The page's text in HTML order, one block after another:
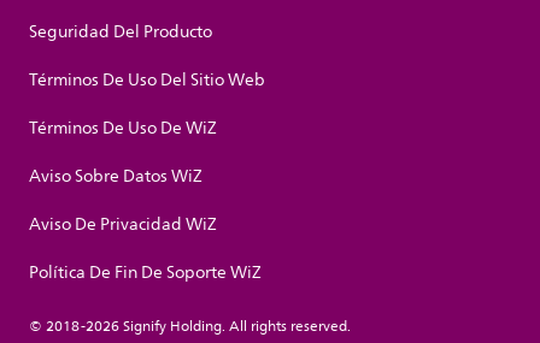
Seguridad Del Producto
Términos De Uso Del Sitio Web
Términos De Uso De WiZ
Aviso Sobre Datos WiZ
Aviso De Privacidad WiZ
Política De Fin De Soporte WiZ
© 2018-2026 Signify Holding. All rights reserved.